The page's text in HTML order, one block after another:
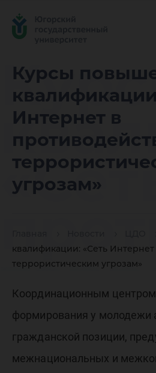
Курсы
Интернет в
угрозам»
квалификации: «Сеть
террористическим угрозам»
Координационным
формирования у молодежи
гражданской позиции,
межнациональных и